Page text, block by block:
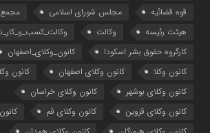
قوه قضائیه
مجلس شورای اسلامی
هیئت رئیسه
وکالت
کارگروه حقوق بشر اسکودا
کانون_وکلای_اصفهان
کانون وکلا
کانون وکلای اصفهان
کانون
کانون وکلای بوشهر
کانون وکلای خراسان
کانون وکلای قزوین
کانون وکلای قم